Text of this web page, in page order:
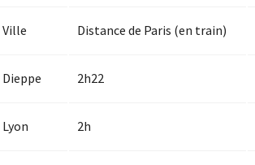
Ville Distance de Paris (en train)
Dieppe 2h22
Lyon 2h